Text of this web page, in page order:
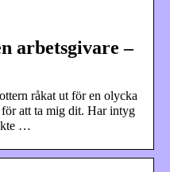
arbetsgivare –
råkat ut för en olycka
att ta mig dit. Har intyg
…